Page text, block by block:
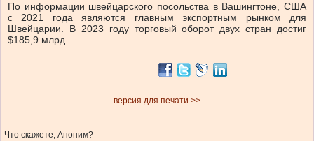
По информации швейцарского посольства в Вашингтоне, США
с 2021 года являются главным экспортным рынком для
Швейцарии. В 2023 году торговый оборот двух стран достиг
$185,9 млрд.
версия для печати >>
Что скажете, Аноним?